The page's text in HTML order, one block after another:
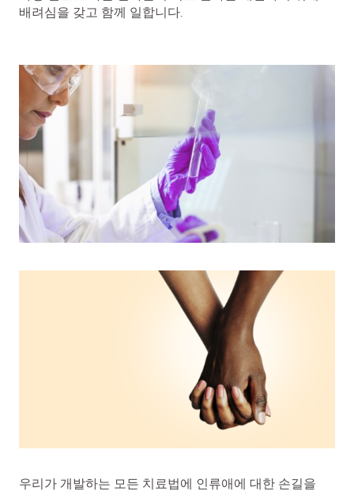
생
배려심을 갖고 함께 일합니다.
우리가 개발하는 모든 치료법에 인류애에 대한 손길을